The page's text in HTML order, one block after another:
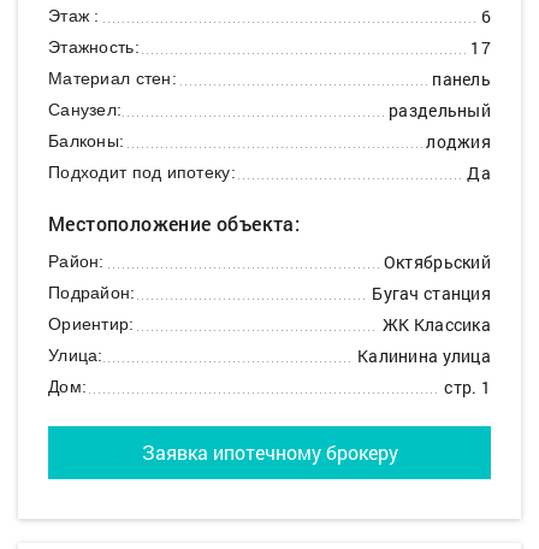
Этаж : 6
Этажность: 17
Материал стен: панель
Санузел: раздельный
Балконы: лоджия
Подходит под ипотеку: Да
Местоположение объекта:
Район: Октябрьский
Подрайон: Бугач станция
Ориентир: ЖК Классика
Улица: Калинина улица
Дом: стр. 1
Заявка ипотечному брокеру